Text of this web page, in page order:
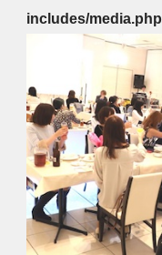
includes/media.php